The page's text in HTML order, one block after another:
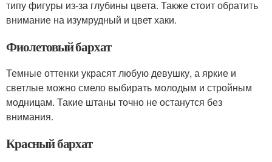
типу фигуры из-за глубины цвета. Также стоит обратить
внимание на изумрудный и цвет хаки.
Фиолетовый бархат
Темные оттенки украсят любую девушку, а яркие и
светлые можно смело выбирать молодым и стройным
модницам. Такие штаны точно не останутся без
внимания.
Красный бархат